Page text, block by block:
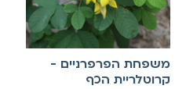
משפחת הפרפרניים -
קרוטלריית הכף